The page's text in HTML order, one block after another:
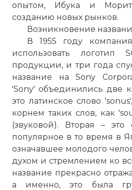
опытом, Ибука и
созданию новых рынков.
Возникновение
В 1955 году
использовать логотип
продукции, и три года
название на Sony
'Sony' объединились две
это латинское слово
корнем таких слов, как
(звуковой). Вторая – это
популярное в то время в
означавшее молодого
духом и стремлением ко
название прекрасно
а именно, это была